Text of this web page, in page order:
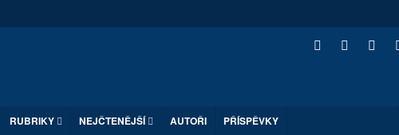
RUBRIKY NEJČTENĚJŠÍ AUTOŘI PŘÍSPĚVKY